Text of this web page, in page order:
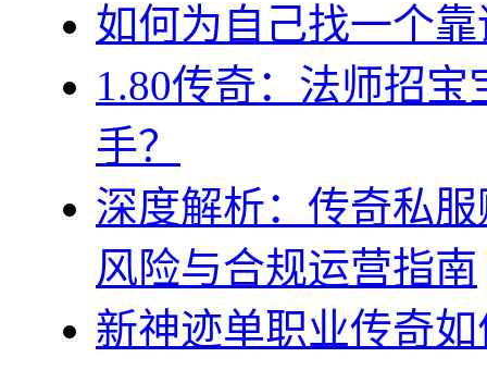
如何为自己找一个
1.80传奇：法师招
手？
深度解析：传奇私
风险与合规运营指南
新神迹单职业传奇